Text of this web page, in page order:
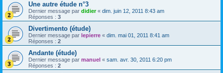
Une autre étude n°3
Dernier message par didier« dim. juin 12, 2011 8:43 am
Réponses : 3
Divertimento (étude)
Dernier message par lepierre « dim. mai 01, 2011 8:41 am
Réponses : 2
Andante (étude)
Dernier message par manuel « sam. avr. 30, 2011 6:20 pm
Réponses : 2